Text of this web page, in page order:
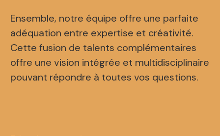
Ensemble, notre équipe offre une parfaite
adéquation entre expertise et créativité.
Cette fusion de talents complémentaires
offre une vision intégrée et multidisciplinaire
pouvant répondre à toutes vos questions.